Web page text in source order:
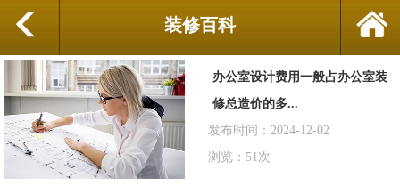
装修百科
办公室设计费用一般占办公室装
修总造价的多...
发布时间：2024-12-02
浏览：51次